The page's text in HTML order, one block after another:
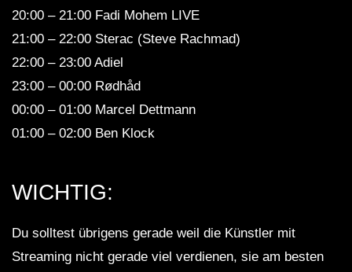
20:00 – 21:00 Fadi Mohem LIVE
21:00 – 22:00 Sterac (Steve Rachmad)
22:00 – 23:00 Adiel
23:00 – 00:00 Rødhåd
00:00 – 01:00 Marcel Dettmann
01:00 – 02:00 Ben Klock
WICHTIG:
Du solltest übrigens gerade weil die Künstler mit
Streaming nicht gerade viel verdienen, sie am besten